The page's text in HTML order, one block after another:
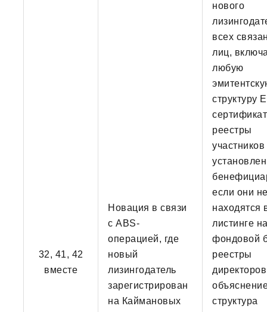
32, 41, 42
вместе
Новация в связи
с ABS-
операцией, где
новый
лизингодатель
зарегистрирован
на Каймановых
нового
всех
лиц,
любую
структуру
реестры
если они
находятся
листинге
фондовой
реестры
структура